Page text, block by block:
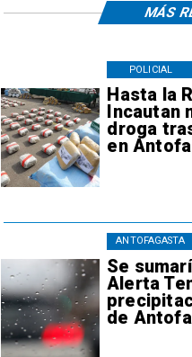
Hasta la
Incautan
droga
en
POLICIAL
Se
Alerta
de
ANTOFAGASTA
MÁS